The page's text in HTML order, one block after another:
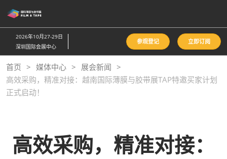
接
跳
至
内
容
2026年10月27-29日
深圳国际会展中心
参观登记 立即订阅
首页 媒体中心
展会新闻
高效采购，精准对接：越南国际薄膜与胶带展TAP特邀买家计划
正式启动！
高效采购，精准对接：